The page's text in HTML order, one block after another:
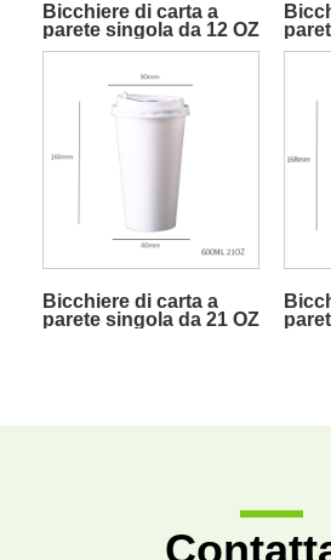
Bicchiere di carta a
parete singola da 12 OZ
Bicchiere di carta a
parete singola da 21 OZ